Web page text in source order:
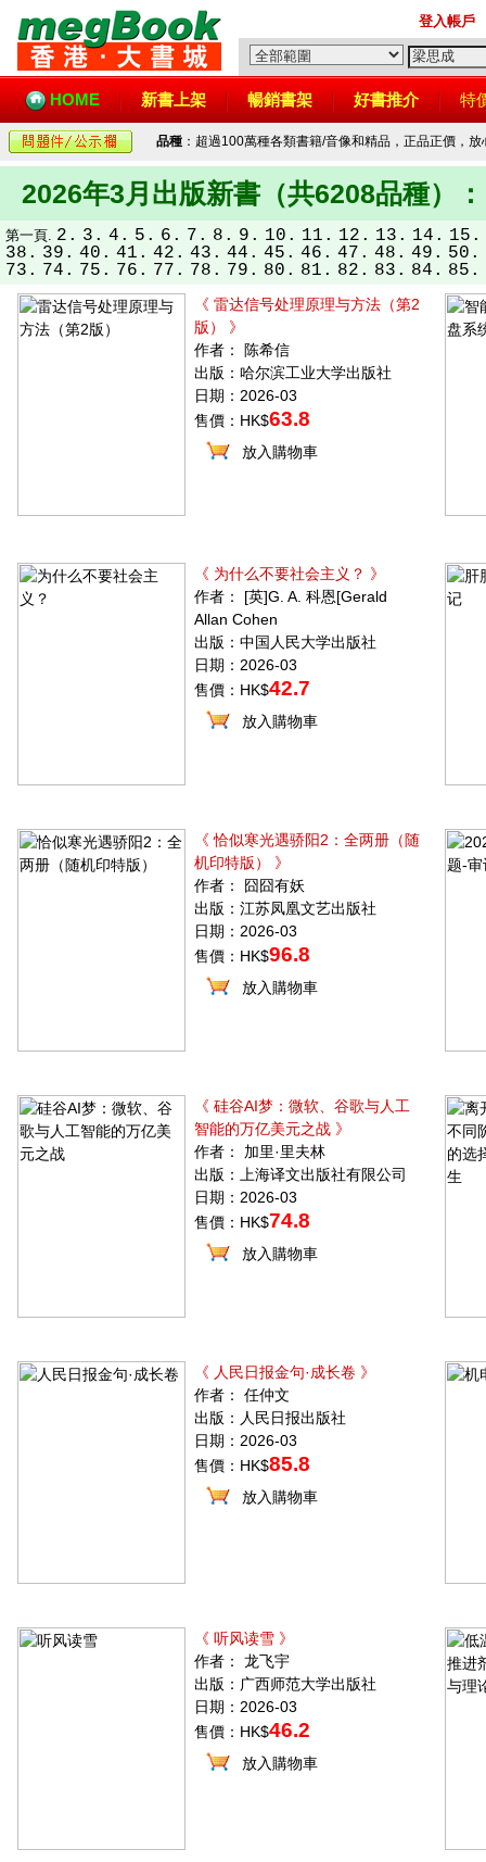
登入帳戶
HOME 新書上架 暢銷書架 好書推介 特
品種 ：超過100萬種各類書籍/音像和精品，正品正價，
2026年3月出版新書（共6208品種）：
第一頁. 2. 3. 4. 5. 6. 7. 8. 9. 10. 11. 12. 13. 14. 15.
38. 39. 40. 41. 42. 43. 44. 45. 46. 47. 48. 49. 50.
73. 74. 75. 76. 77. 78. 79. 80. 81. 82. 83. 84. 85.
《 雷达信号处理原理与方法（第2
版） 》
作者： 陈希信
出版：哈尔滨工业大学出版社
日期：2026-03
售價：HK$63.8
放入購物車
《 为什么不要社会主义？ 》
作者： [英]G. A. 科恩[Gerald
Allan Cohen
出版：中国人民大学出版社
日期：2026-03
售價：HK$42.7
放入購物車
《 恰似寒光遇骄阳2：全两册（随
机印特版） 》
作者： 囧囧有妖
出版：江苏凤凰文艺出版社
日期：2026-03
售價：HK$96.8
放入購物車
《 硅谷AI梦：微软、谷歌与人工
智能的万亿美元之战 》
作者： 加里·里夫林
出版：上海译文出版社有限公司
日期：2026-03
售價：HK$74.8
放入購物車
《 人民日报金句·成长卷 》
作者： 任仲文
出版：人民日报出版社
日期：2026-03
售價：HK$85.8
放入購物車
《 听风读雪 》
作者： 龙飞宇
出版：广西师范大学出版社
日期：2026-03
售價：HK$46.2
放入購物車